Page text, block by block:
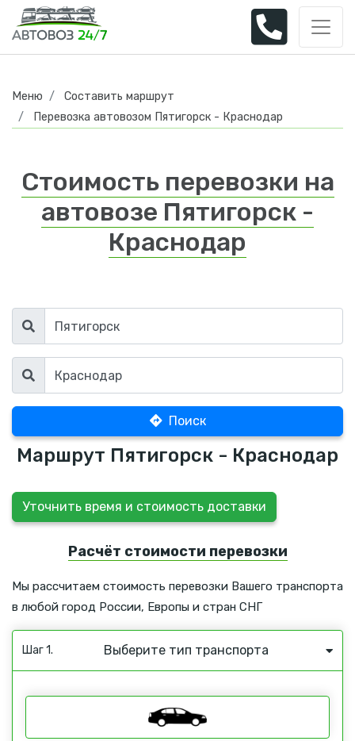
Меню
Составить маршрут
Перевозка автовозом Пятигорск - Краснодар
Стоимость перевозки на
автовозе Пятигорск -
Краснодар
Поиск
Маршрут Пятигорск - Краснодар
Уточнить время и стоимость доставки
Расчёт стоимости перевозки
Мы рассчитаем стоимость перевозки Вашего транспорта
в любой город России, Европы и стран СНГ
Шаг 1. Выберите тип транспорта